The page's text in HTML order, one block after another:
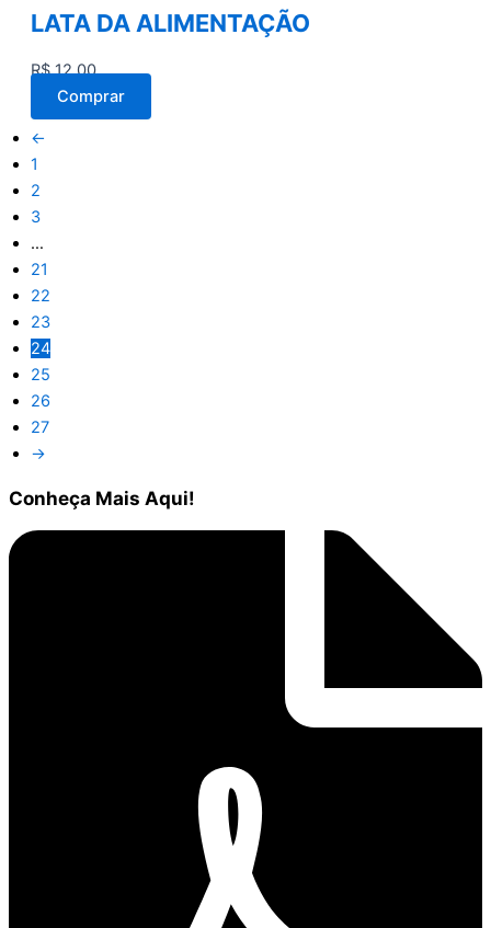
LATA DA ALIMENTAÇÃO
R$12,00
Comprar
←
1
2
3
…
21
22
23
24
25
26
27
→
Conheça Mais Aqui!